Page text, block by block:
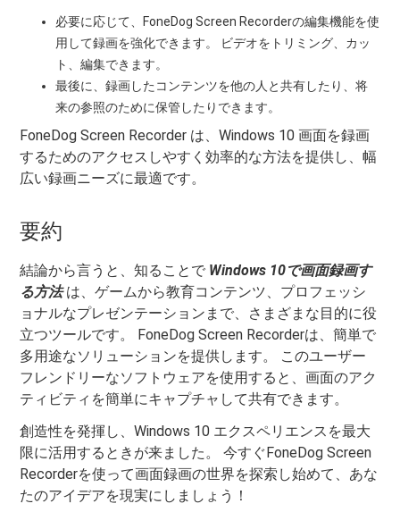
必要に応じて、FoneDog Screen Recorderの編集機能を使
用して録画を強化できます。 ビデオをトリミング、カッ
ト、編集できます。
最後に、録画したコンテンツを他の人と共有したり、将
来の参照のために保管したりできます。
FoneDog Screen Recorder は、Windows 10 画面を録画
するためのアクセスしやすく効率的な方法を提供し、幅
広い録画ニーズに最適です。
要約
結論から言うと、知ることで Windows 10で画面録画す
る方法は、ゲームから教育コンテンツ、プロフェッシ
ョナルなプレゼンテーションまで、さまざまな目的に役
立つツールです。 FoneDog Screen Recorderは、簡単で
多用途なソリューションを提供します。 このユーザー
フレンドリーなソフトウェアを使用すると、画面のアク
ティビティを簡単にキャプチャして共有できます。
創造性を発揮し、Windows 10 エクスペリエンスを最大
限に活用するときが来ました。 今すぐFoneDog Screen
Recorderを使って画面録画の世界を探索し始めて、あな
たのアイデアを現実にしましょう！